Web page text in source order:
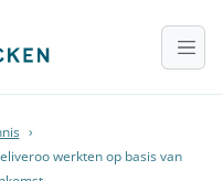
›
werkten op basis van